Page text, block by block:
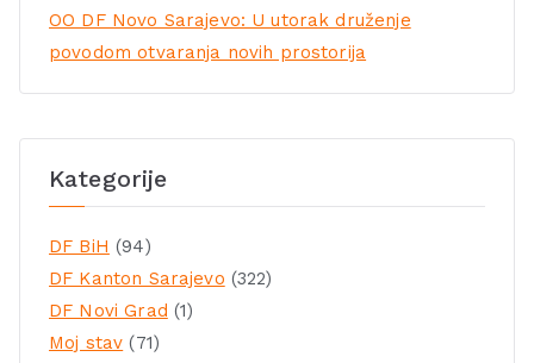
OO DF Novo Sarajevo: U utorak druženje
povodom otvaranja novih prostorija
Kategorije
DF BiH (94)
DF Kanton Sarajevo (322)
DF Novi Grad (1)
Moj stav (71)